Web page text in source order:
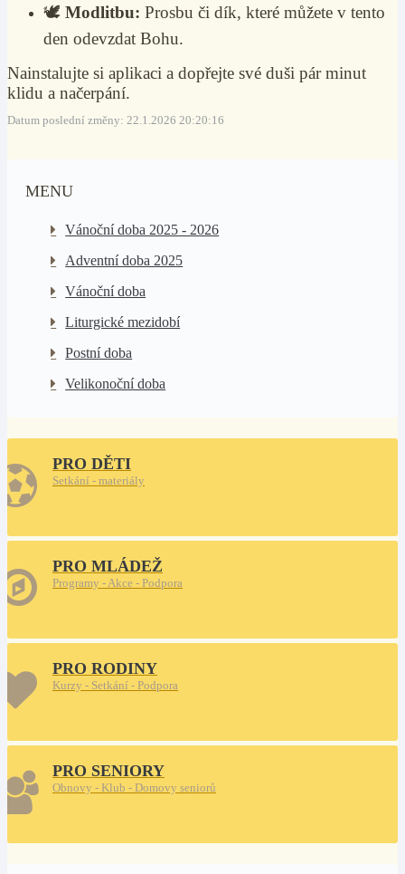
🕊️ Modlitbu: Prosbu či dík, které můžete v tento
den odevzdat Bohu.
Nainstalujte si aplikaci a dopřejte své duši pár minut
klidu a načerpání.
Datum poslední změny: 22.1.2026 20:20:16
MENU
Vánoční doba 2025 - 2026
Adventní doba 2025
Vánoční doba
Liturgické mezidobí
Postní doba
Velikonoční doba
PRO DĚTI
Setkání - materiály
PRO MLÁDEŽ
Programy - Akce - Podpora
PRO RODINY
Kurzy - Setkání - Podpora
PRO SENIORY
Obnovy - Klub - Domovy seniorů